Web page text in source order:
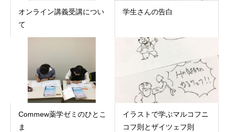
オンライン講義受講につい
て
学生さんの告白
Commew薬学ゼミのひとこ
ま
イラストで学ぶマルコフニ
コフ則とザイツェフ則